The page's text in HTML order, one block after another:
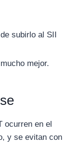
subirlo al SII
mejor.
ocurren en el
y se evitan con